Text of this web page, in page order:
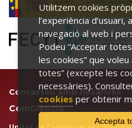
Contacteu amb nosaltres
ComCiència
Utilitzem cookies
l’experiència
navegació al web i
Podeu “Acceptar
les cookies” que
totes” (excepte les
necessàries).
cookies per obtenir
Accepta